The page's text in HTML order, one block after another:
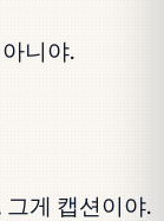
니야.
게 캡션이야.